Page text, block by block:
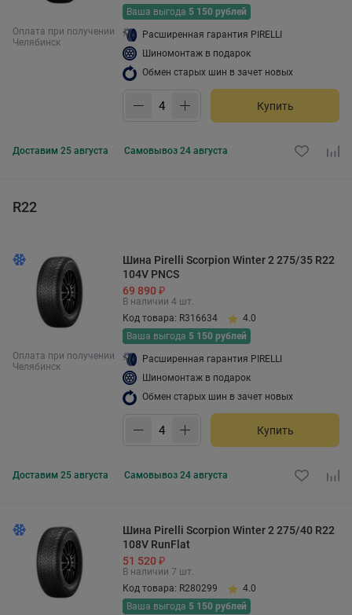
Оплата при получении
Челябинск
Ваша выгода 5 150 рублей
Расширенная гарантия PIRELLI
Шиномонтаж в подарок
Обмен старых шин в зачет новых
Купить
Доставим 25 августа Самовывоз 24 августа
R22
Оплата при получении
Челябинск
Шина Pirelli Scorpion Winter 2 275/35 R22
104V PNCS
69 890 ₽
В наличии 4 шт.
Код товара: R316634
4.0
Ваша выгода 5 150 рублей
Расширенная гарантия PIRELLI
Шиномонтаж в подарок
Обмен старых шин в зачет новых
Купить
Доставим 25 августа Самовывоз 24 августа
Шина Pirelli Scorpion Winter 2 275/40 R22
108V RunFlat
51 520 ₽
В наличии 7 шт.
Код товара: R280299
4.0
Ваша выгода 5 150 рублей